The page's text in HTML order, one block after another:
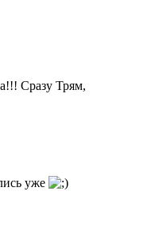
Сразу Трям,
уже